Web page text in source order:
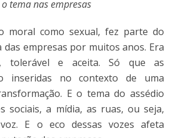
tema nas empresas
moral como sexual, fez parte do
das empresas por muitos anos. Era
tolerável e aceita. Só que as
inseridas no contexto de uma
E o tema do assédio
sociais, a mídia, as ruas, ou seja,
E o eco dessas vozes afeta